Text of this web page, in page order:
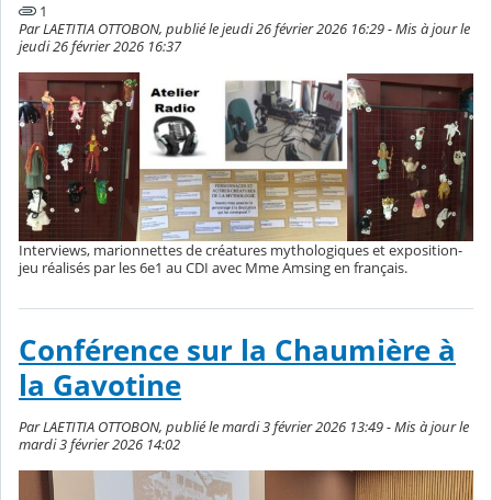
1
Par LAETITIA OTTOBON, publié le jeudi 26 février 2026 16:29 - Mis à jour le
jeudi 26 février 2026 16:37
Interviews, marionnettes de créatures mythologiques et exposition-
jeu réalisés par les 6e1 au CDI avec Mme Amsing en français.
Conférence sur la Chaumière à
la Gavotine
Par LAETITIA OTTOBON, publié le mardi 3 février 2026 13:49 - Mis à jour le
mardi 3 février 2026 14:02